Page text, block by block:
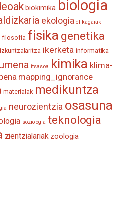
biokimika biologia
ekologia elikagaiak
filosofia fisika genetika
ikerketa informatika
itsasoa kimika klima-
mapping_ignorance
materialak medikuntza
neurozientzia osasuna
soziologia teknologia
zientzialariak zoologia